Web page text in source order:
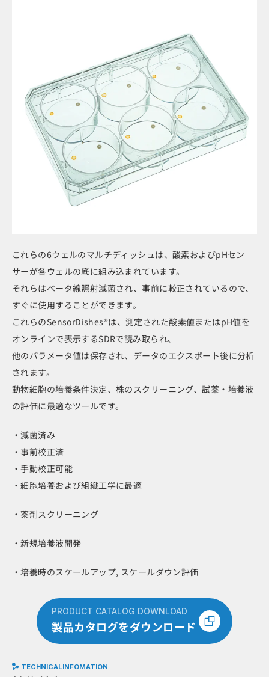
これらの6ウェルのマルチディッシュは、酸素およびpHセン
サーが各ウェルの底に組み込まれています。
それらはベータ線照射滅菌され、事前に較正されているので、
すぐに使用することができます。
これらのSensorDishes®は、測定された酸素値またはpH値を
オンラインで表示するSDRで読み取られ、
他のパラメータ値は保存され、データのエクスポート後に分析
されます。
動物細胞の培養条件決定、株のスクリーニング、試薬・培養液
の評価に最適なツールです。
・滅菌済み
・事前校正済
・手動校正可能
・細胞培養および組織工学に最適
・薬剤スクリーニング
・新規培養液開発
・培養時のスケールアップ, スケールダウン評価
PRODUCT CATALOG DOWNLOAD
製品カタログをダウンロード
TECHNICALINFOMATION